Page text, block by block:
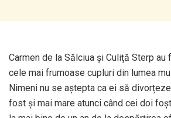
Carmen de la Sălciua și Culiță Sterp au
cele mai frumoase cupluri din lumea
Nimeni nu se aștepta ca ei să
fost și mai mare atunci când cei doi